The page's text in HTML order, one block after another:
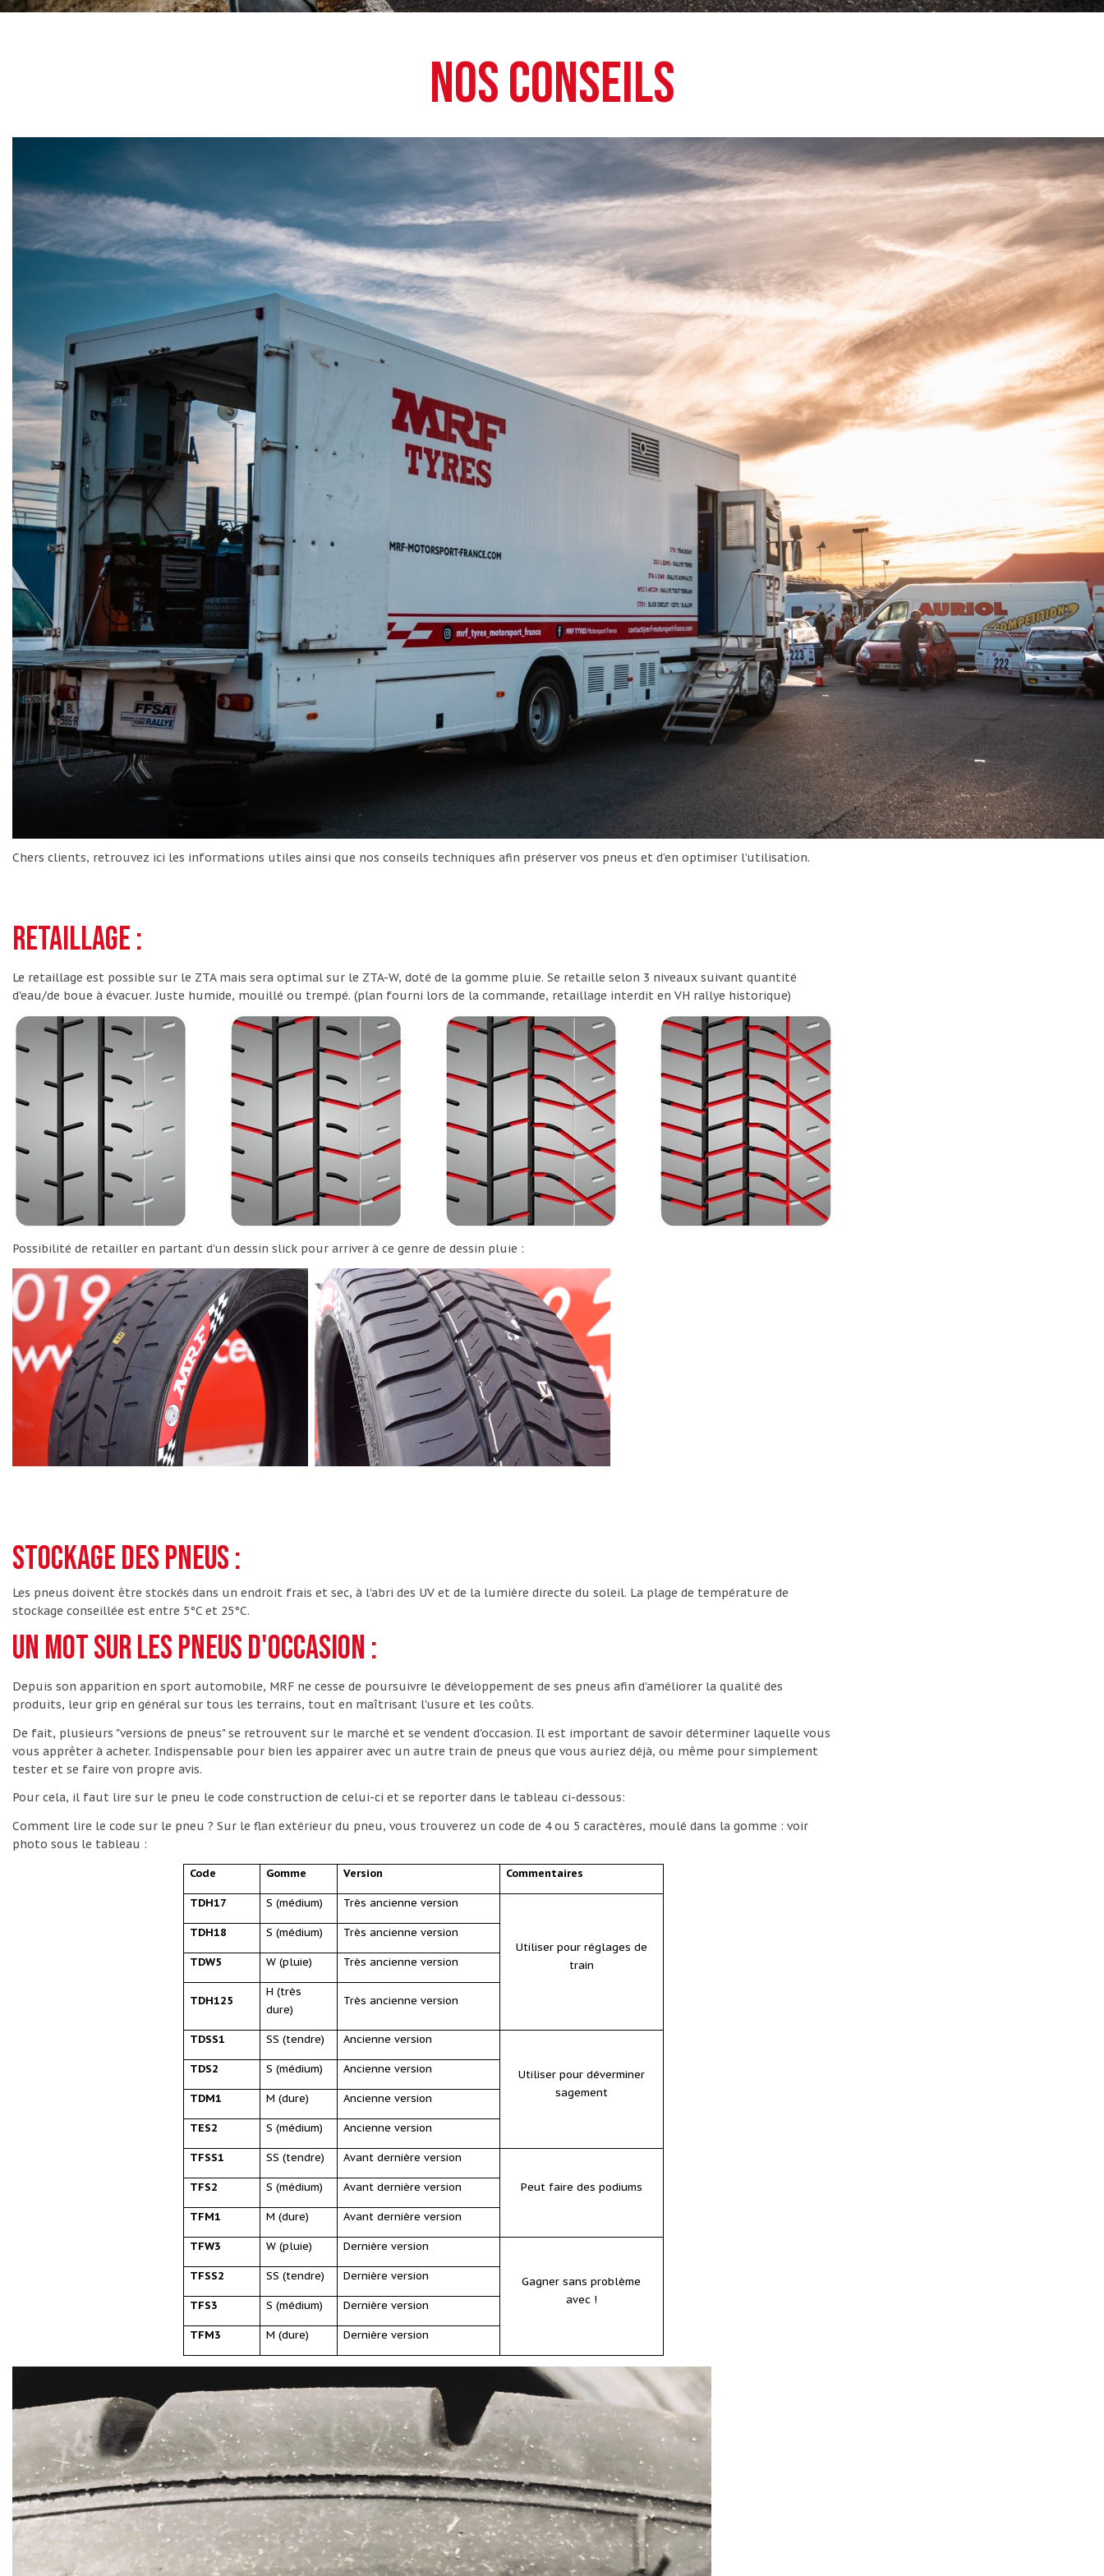
NOS CONSEILS
Chers clients, retrouvez ici les informations utiles ainsi que nos conseils techniques afin préserver vos pneus et d’en optimiser l’utilisation.
Retaillage :
Le retaillage est possible sur le ZTA mais sera optimal sur le ZTA-W, doté de la gomme pluie. Se retaille selon 3 niveaux suivant quantité
d'eau/de boue à évacuer. Juste humide, mouillé ou trempé. (plan fourni lors de la commande, retaillage interdit en VH rallye historique)
Possibilité de retailler en partant d'un dessin slick pour arriver à ce genre de dessin pluie :
Stockage des pneus :
Les pneus doivent être stockés dans un endroit frais et sec, à l'abri des UV et de la lumière directe du soleil. La plage de température de
stockage conseillée est entre 5°C et 25°C.
Un mot sur les pneus d'occasion :
Depuis son apparition en sport automobile, MRF ne cesse de poursuivre le développement de ses pneus afin d'améliorer la qualité des
produits, leur grip en général sur tous les terrains, tout en maîtrisant l'usure et les coûts.
De fait, plusieurs "versions de pneus" se retrouvent sur le marché et se vendent d'occasion. Il est important de savoir déterminer laquelle vous
vous apprêter à acheter. Indispensable pour bien les appairer avec un autre train de pneus que vous auriez déjà, ou même pour simplement
tester et se faire von propre avis.
Pour cela, il faut lire sur le pneu le code construction de celui-ci et se reporter dans le tableau ci-dessous:
Comment lire le code sur le pneu ? Sur le flan extérieur du pneu, vous trouverez un code de 4 ou 5 caractères, moulé dans la gomme : voir
photo sous le tableau :
Code Gomme Version Commentaires
TDH17 S (médium) Très ancienne version
Utiliser pour réglages de
train
TDH18 S (médium) Très ancienne version
TDW5 W (pluie) Très ancienne version
TDH125
H (très
dure)
Très ancienne version
TDSS1 SS (tendre) Ancienne version
Utiliser pour déverminer
sagement
TDS2 S (médium) Ancienne version
TDM1 M (dure) Ancienne version
TES2 S (médium) Ancienne version
TFSS1 SS (tendre) Avant dernière version
Peut faire des podiums
TFS2 S (médium) Avant dernière version
TFM1 M (dure) Avant dernière version
TFW3 W (pluie) Dernière version
Gagner sans problème
avec !
TFSS2 SS (tendre) Dernière version
TFS3 S (médium) Dernière version
TFM3 M (dure) Dernière version